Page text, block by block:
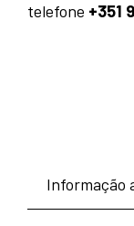
telefone +351
estilo
Informação